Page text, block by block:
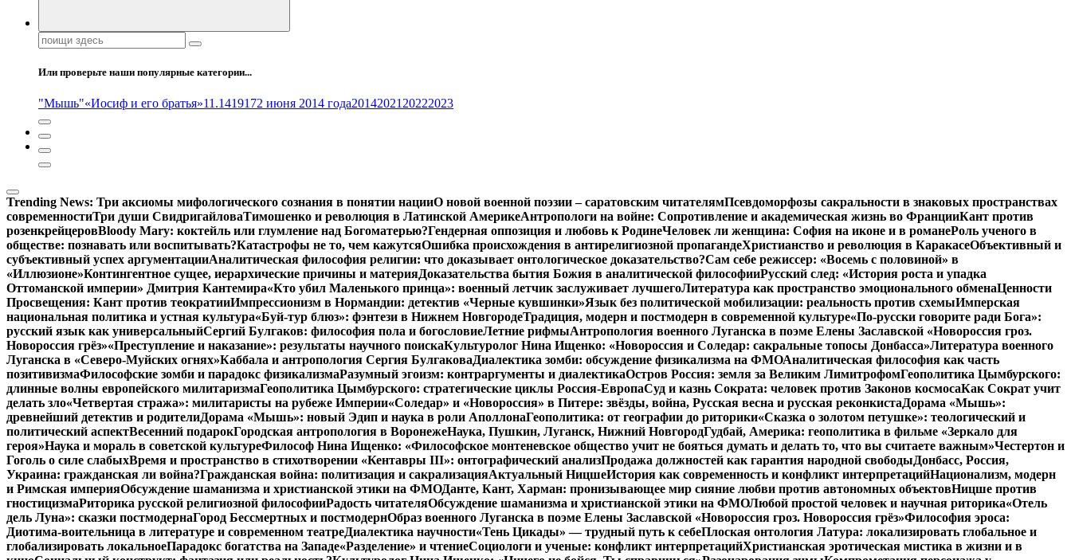
Поиск:
Или проверьте наши популярные категории...
"Мышь"«Иосиф и его братья»11.1419172 июня 2014 года20142021 20222023
Trending News: Три аксиомы мифологического сознания в понятии нацииО новой военной поэзии – саратовским читателямПсевдоморфозы сакральности в знаковых пространствах
современностиТри души СвидригайловаТимошенко и революция в Латинской АмерикеАнтропологи на войне: Сопротивление и академическая жизнь во ФранцииКант против
розенкрейцеровBloody Mary: коктейль или глумление над Богоматерью?Гендерная оппозиция и любовь к РодинеЧеловек ли женщина: София на иконе и в романеРоль ученого в
обществе: познавать или воспитывать?Катастрофы не то, чем кажутсяОшибка происхождения в антирелигиозной пропагандеХристианство и революция в КаракасеОбъективный и
субъективный успех аргументацииАналитическая философия религии: что доказывает онтологическое доказательство?Сам себе режиссер: «Восемь с половиной» в
«Иллюзионе»Контингентное сущее, иерархические причины и материяДоказательства бытия Божия в аналитической философииРусский след: «История роста и упадка
Оттоманской империи» Дмитрия Кантемира«Кто убил Маленького принца»: военный летчик заслуживает лучшегоЛитература как пространство эмоционального обменаЦенности
Просвещения: Кант против теократииИмпрессионизм в Нормандии: детектив «Черные кувшинки»Язык без политической мобилизации: реальность против схемыИмперская
национальная политика и устная культура«Буй-тур блюз»: фэнтези в Нижнем НовгородеТрадиция, модерн и постмодерн в современной культуре«По-русски говорите ради Бога»:
русский язык как универсальныйСергий Булгаков: философия пола и богословиеЛетние рифмыАнтропология военного Луганска в поэме Елены Заславской «Новороссия гроз.
Новороссия грёз»«Преступление и наказание»: результаты научного поискаКультуролог Нина Ищенко: «Новороссия и Соледар: сакральные топосы Донбасса»Литература военного
Луганска в «Северо-Муйских огнях»Каббала и антропология Сергия БулгаковаДиалектика зомби: обсуждение физикализма на ФМОАналитическая философия как часть
позитивизмаФилософские зомби и парадокс физикализмаРазумный эгоизм: контраргументы и диалектикаОстров Россия: земля за Великим ЛимитрофомГеополитика Цымбурского:
длинные волны европейского милитаризмаГеополитика Цымбурского: стратегические циклы Россия-ЕвропаСуд и казнь Сократа: человек против Законов космосаКак Сократ учит
делать зло«Четвертая стража»: милитаристы на рубеже Империи«Соледар» и «Новороссия» в Питере: звёзды, война, Русская весна и русская реконкистаДорама «Мышь»:
древнейший детектив и родителиДорама «Мышь»: новый Эдип и наука в роли АполлонаГеополитика: от географии до риторики«Сказка о золотом петушке»: теологический и
политический аспектВесенний подарокГородская антропология в ВоронежеНаука, Пушкин, Луганск, Нижний НовгородГудбай, Америка: геополитика в фильме «Зеркало для
героя»Наука и мораль в советской культуреФилософ Нина Ищенко: «Философское монтеневское общество учит не бояться думать и делать то, что вы считаете важным»Честертон и
Гоголь о силе слабыхВремя и пространство в стихотворении «Кентавры III»: онтографический анализПродажа должностей как гарантия народной свободыДонбасс, Россия,
Украина: гражданская ли война?Гражданская война: политизация и сакрализацияАктуальный НицшеИстория как современность и конфликт интерпретацийНационализм, модерн
и Римская империяОбсуждение шаманизма и христианской этики на ФМОДанте, Кант, Харман: пронизывающее мир сияние любви против автономных объектовНицше против
гностицизмаРиторика русской религиозной философииРадость читателяОбсуждение шаманизма и христианской этики на ФМОЛюбой простой человек и научная риторика«Отель
дель Луна»: сказки постмодернаГород Бессмертных и постмодернОбраз военного Луганска в поэме Елены Заславской «Новороссия гроз. Новороссия грёз»Философия эроса:
Диотима-воительница в литературе и современном театреДиалектика научности«Тень Цикады» — трудный путь к себеПлоская онтология Латура: локализировать глобальное и
глобализировать локальноеПарадокс богатства на Западе«Разделение» и чтениеСоциологи и ученые: конфликт интерпретацийХристианская эротическая мистика в жизни и в